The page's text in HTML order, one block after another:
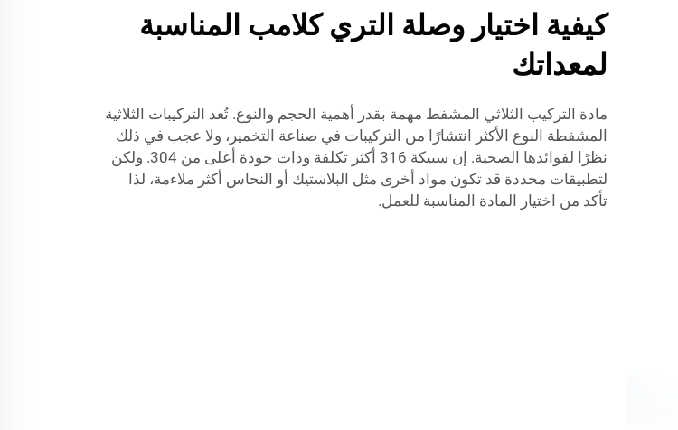
كيفية اختيار وصلة التري كلامب المناسبة
لمعداتك
مادة التركيب الثلاثي المشفط مهمة بقدر أهمية الحجم والنوع. تُعد التركيبات الثلاثية
المشفطة النوع الأكثر انتشارًا من التركيبات في صناعة التخمير، ولا عجب في ذلك
نظرًا لفوائدها الصحية. إن سبيكة 316 أكثر تكلفة وذات جودة أعلى من 304. ولكن
لتطبيقات محددة قد تكون مواد أخرى مثل البلاستيك أو النحاس أكثر ملاءمة، لذا
تأكد من اختيار المادة المناسبة للعمل.